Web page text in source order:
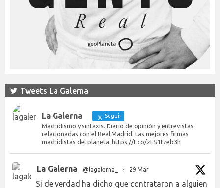
Tweets La Galerna
La Galerna Seguir
Madridismo y sintaxis. Diario de opinión y entrevistas
relacionadas con el Real Madrid. Las mejores firmas
madridistas del planeta. https://t.co/zLS1tzeb3h
La Galerna @lagalerna_ · 29 Mar
Si de verdad ha dicho que contrataron a alguien